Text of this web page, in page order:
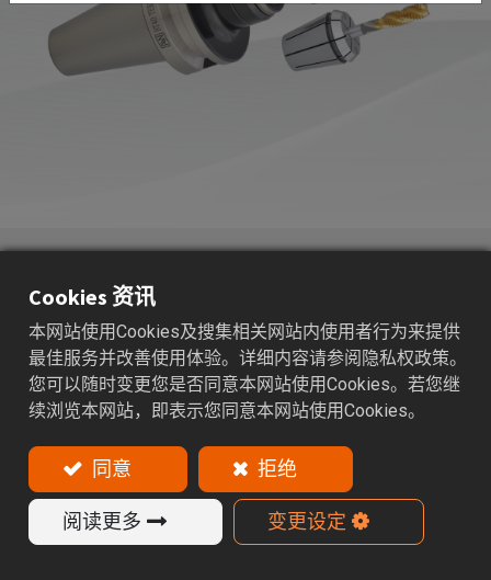
TER
适用范围： 攻牙加工。
特色
TER伸缩攻牙本体须搭配ER-GB攻牙筒夹使用。
使用时请避免螺帽过度锁紧，以免造成本体或螺帽损
坏。
ER普通扳手需另行选购。
Cookies 资讯
本网站使用Cookies及搜集相关网站内使用者行为来提供
最佳服务并改善使用体验。详细内容请参阅隐私权政策。
您可以随时变更您是否同意本网站使用Cookies。若您继
续浏览本网站，即表示您同意本网站使用Cookies。
同意 拒绝
阅读更多 变更设定